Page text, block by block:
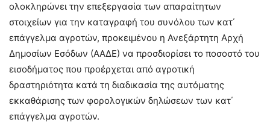
ολοκληρώνει την επεξεργασία των απαραίτητων
στοιχείων για την καταγραφή του συνόλου των κατ΄
επάγγελμα αγροτών, προκειμένου η Ανεξάρτητη Αρχή
Δημοσίων Εσόδων (ΑΑΔΕ) να προσδιορίσει το ποσοστό του
εισοδήματος που προέρχεται από αγροτική
δραστηριότητα κατά τη διαδικασία της αυτόματης
εκκαθάρισης των φορολογικών δηλώσεων των κατ΄
επάγγελμα αγροτών.